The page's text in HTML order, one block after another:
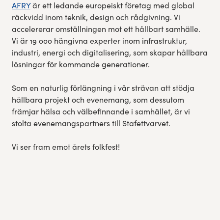
AFRYär ett ledande europeiskt företag med global
räckvidd inom teknik, design och rådgivning. Vi
accelererar omställningen mot ett hållbart samhälle.
Vi är 19 000 hängivna experter inom infrastruktur,
industri, energi och digitalisering, som skapar hållbara
lösningar för kommande generationer.
Som en naturlig förlängning i vår strävan att stödja
hållbara projekt och evenemang, som dessutom
främjar hälsa och välbefinnande i samhället, är vi
stolta evenemangspartners till Stafettvarvet.
Vi ser fram emot årets folkfest!